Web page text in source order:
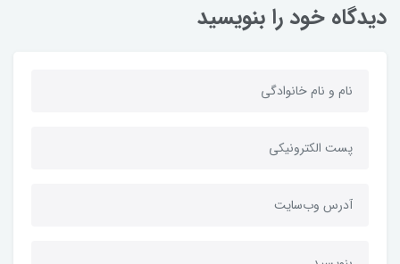
دیدگاه خود را بنویسید